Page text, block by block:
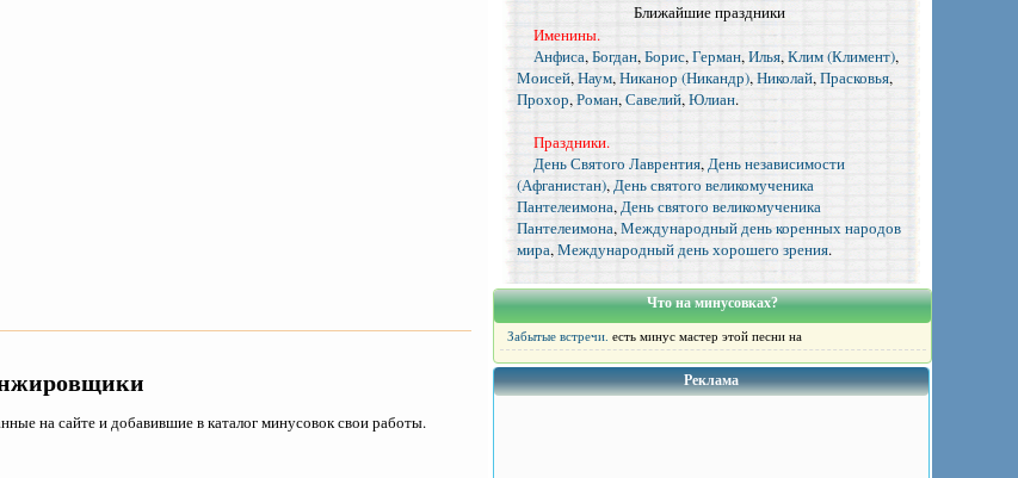
на сайте и добавившие в каталог минусовок свои работы.
Ближайшие праздники
Именины.
Анфиса,Богдан,Борис,Герман,Илья,Клим (Климент),
Моисей,Наум,Никанор (Никандр),Николай,Прасковья,
Прохор,Роман,Савелий,Юлиан.
Праздники.
День Святого Лаврентия,День независимости
(Афганистан),День святого великомученика
Пантелеимона,День святого великомученика
Пантелеимона,Международный день коренных народов
мира,Международный день хорошего зрения.
Что на минусовках?
Забытые встречи. есть минус мастер этой песни на
Реклама